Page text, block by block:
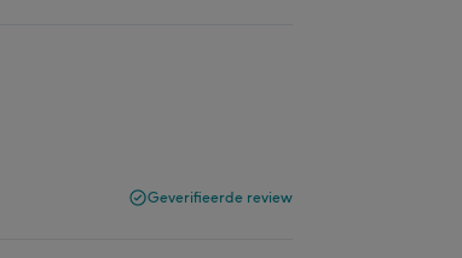
Geverifieerde review